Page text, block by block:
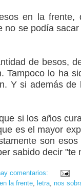
en la
se podía
de besos,
Tampoco lo ha
Y si además
si los años
es el mayor
son
sabido decir "te
comentarios:
la frente, letra, nos